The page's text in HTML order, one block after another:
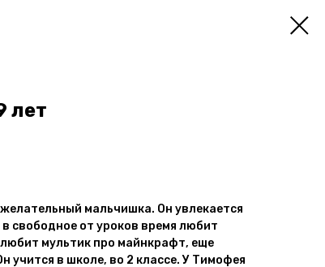
лет
мальчишка. Он увлекается
свободное от уроков время любит
мультик про майнкрафт, еще
учится в школе, во 2 классе. У Тимофея